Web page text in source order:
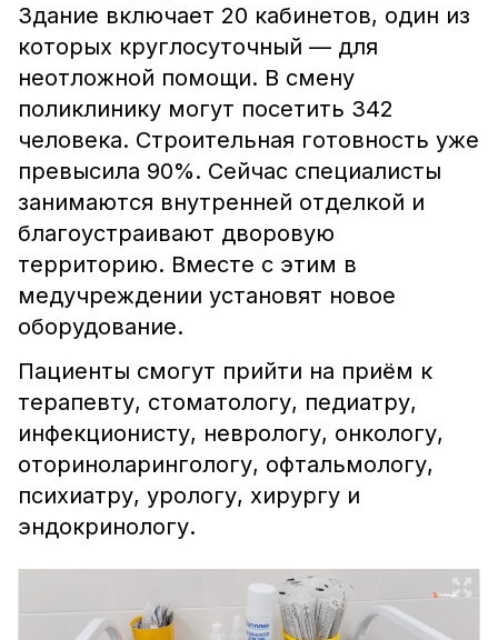
Здание включает 20 кабинетов, один из
которых круглосуточный — для
неотложной помощи. В смену
поликлинику могут посетить 342
человека. Строительная готовность уже
превысила 90%. Сейчас специалисты
занимаются внутренней отделкой и
благоустраивают дворовую
территорию. Вместе с этим в
медучреждении установят новое
оборудование.
Пациенты смогут прийти на приём к
терапевту, стоматологу, педиатру,
инфекционисту, неврологу, онкологу,
оториноларингологу, офтальмологу,
психиатру, урологу, хирургу и
эндокринологу.